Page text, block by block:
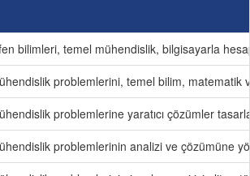
bilimleri, temel mühendislik, bilgisayarla
problemlerini, temel bilim, matematik
problemlerine yaratıcı çözümler
problemlerinin analizi ve çözümüne